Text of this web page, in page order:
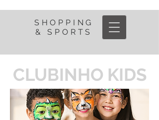
SHOPPING
& SPORTS
CLUBINHO KIDS